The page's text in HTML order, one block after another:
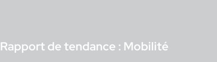
Rapport de tendance : Mobilité